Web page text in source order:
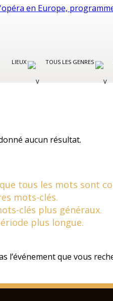
LIEUX TOUS LES GENRES
aucun résultat.
tous les mots sont
mots-clés.
clés plus généraux.
plus longue.
l’événement que vous